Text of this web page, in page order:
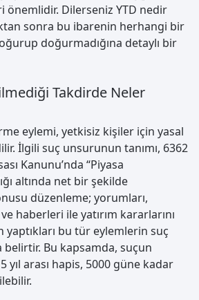
Dilerseniz YTD nedir
sonra bu ibarenin herhangi bir
doğurmadığına detaylı bir
Takdirde Neler
eylemi, yetkisiz kişiler için yasal
İlgili suç unsurunun tanımı, 6362
Kanunu’nda “Piyasa
altında net bir şekilde
düzenleme; yorumları,
haberleri ile yatırım kararlarını
bu tür eylemlerin suç
belirtir. Bu kapsamda, suçun
yıl arası hapis, 5000 güne kadar